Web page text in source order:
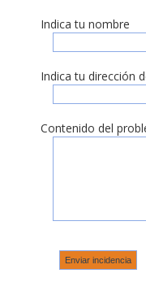
Indica tu nombre
Indica tu dirección
Contenido del